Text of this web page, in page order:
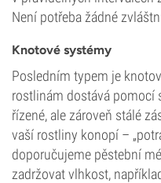
Není potřeba žádné
Knotové systémy
Posledním typem je
rostlinám dostává pomocí
řízené, ale zároveň stálé
vaší rostliny konopí –
doporučujeme pěstební
zadržovat vlhkost,